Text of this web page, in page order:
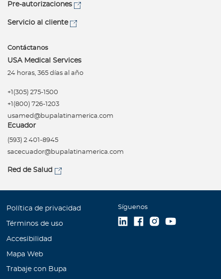
Pre-autorizaciones
Servicio al cliente
Contáctanos
USA Medical Services
24 horas, 365 días al año
+1(305) 275-1500
+1(800) 726-1203
usamed@bupalatinamerica.com
Ecuador
(593) 2 401-8945
sacecuador@bupalatinamerica.com
Red de Salud
Política de privacidad
Términos de uso
Accesibilidad
Mapa Web
Trabaje con Bupa
Síguenos